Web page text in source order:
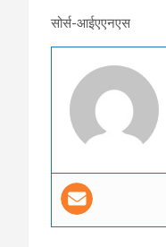
सोर्स-आईएएनएस